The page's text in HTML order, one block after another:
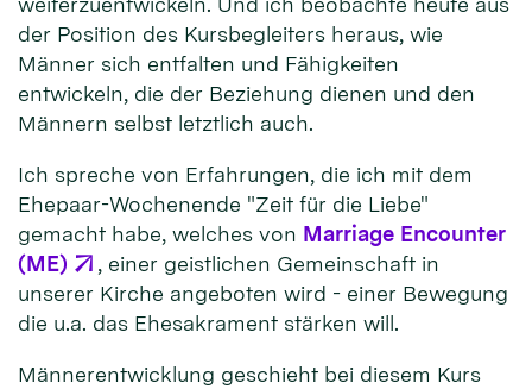
der Position des Kursbegleiters heraus, wie
Männer sich entfalten und Fähigkeiten
entwickeln, die der Beziehung dienen und den
Männern selbst letztlich auch.
Ich spreche von Erfahrungen, die ich mit dem
Ehepaar-Wochenende "Zeit für die Liebe"
gemacht habe, welches von Marriage Encounter
(ME)
, einer geistlichen Gemeinschaft in
unserer Kirche angeboten wird - einer Bewegung
die u.a. das Ehesakrament stärken will.
Männerentwicklung geschieht bei diesem Kurs